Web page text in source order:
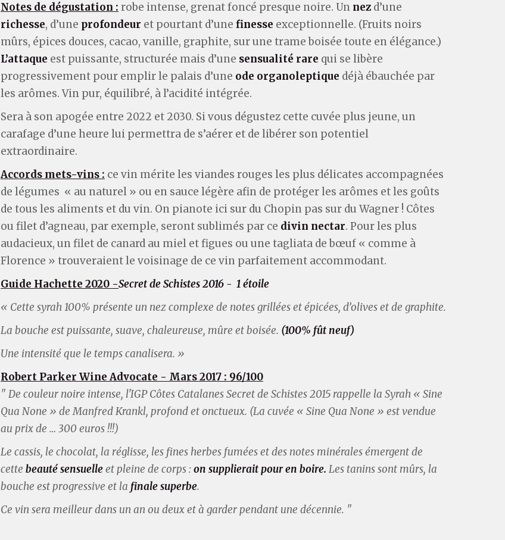
Notes de dégustation : robe intense, grenat foncé presque noire. Un nez d’une
richesse, d’une profondeur et pourtant d’une finesse exceptionnelle. (Fruits noirs
mûrs, épices douces, cacao, vanille, graphite, sur une trame boisée toute en élégance.)
L’attaque est puissante, structurée mais d’une sensualité rare qui se libère
progressivement pour emplir le palais d’une ode organoleptique déjà ébauchée par
les arômes. Vin pur, équilibré, à l’acidité intégrée.
Sera à son apogée entre 2022 et 2030. Si vous dégustez cette cuvée plus jeune, un
carafage d’une heure lui permettra de s’aérer et de libérer son potentiel
extraordinaire.
Accords mets-vins : ce vin mérite les viandes rouges les plus délicates accompagnées
de légumes « au naturel » ou en sauce légère afin de protéger les arômes et les goûts
de tous les aliments et du vin. On pianote ici sur du Chopin pas sur du Wagner ! Côtes
ou filet d’agneau, par exemple, seront sublimés par ce divin nectar. Pour les plus
audacieux, un filet de canard au miel et figues ou une tagliata de bœuf « comme à
Florence » trouveraient le voisinage de ce vin parfaitement accommodant.
Guide Hachette 2020 -Secret de Schistes 2016 - 1 étoile
« Cette syrah 100% présente un nez complexe de notes grillées et épicées, d’olives et de graphite.
La bouche est puissante, suave, chaleureuse, mûre et boisée. (100% fût neuf)
Une intensité que le temps canalisera. »
Robert Parker Wine Advocate - Mars 2017 : 96/100
" De couleur noire intense, l'IGP Côtes CatalanesSecret de Schistes2015 rappelle la Syrah « Sine
Qua None » de Manfred Krankl, profond et onctueux. (La cuvée « Sine Qua None » est vendue
au prix de … 300 euros !!!)
Le cassis, le chocolat, la réglisse, les fines herbes fumées et des notes minérales émergent de
cette beauté sensuelleet pleine de corps :on supplierait pour en boire. Les tanins sont mûrs, la
bouche est progressive et la finale superbe.
Ce vin sera meilleur dans un an ou deux et à garder pendant une décennie. "